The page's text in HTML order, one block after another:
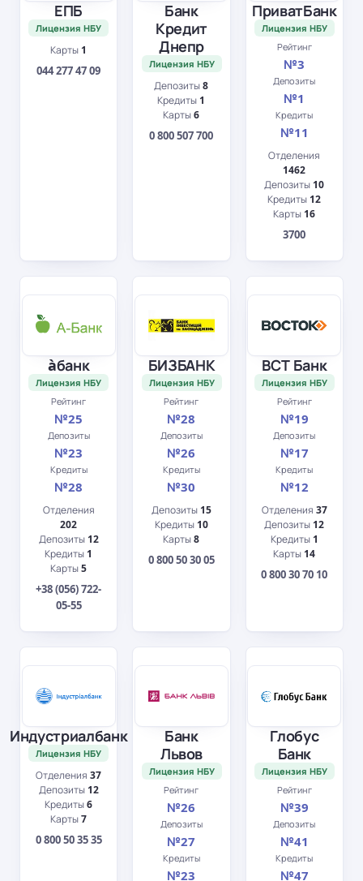
ЕПБ
Лицензия НБУ
Карты 1
044 277 47 09
Банк
Кредит
Днепр
Лицензия НБУ
Депозиты8
Кредиты 1
Карты6
0 800 507 700
ПриватБанк
Лицензия НБУ
Рейтинг
№3
Депозиты
№1
Кредиты
№11
Отделения
1462
Депозиты 10
Кредиты 12
Карты 16
3700
àбанк
Лицензия НБУ
Рейтинг
№25
Депозиты
№23
Кредиты
№28
Отделения
202
Депозиты 12
Кредиты 1
Карты5
+38 (056) 722-
05-55
БИЗБАНК
Лицензия НБУ
Рейтинг
№28
Депозиты
№26
Кредиты
№30
Депозиты 15
Кредиты 10
Карты8
0 800 50 30 05
ВСТ Банк
Лицензия НБУ
Рейтинг
№19
Депозиты
№17
Кредиты
№12
Отделения 37
Депозиты 12
Кредиты 1
Карты 14
0 800 30 70 10
Индустриалбанк
Лицензия НБУ
Отделения37
Депозиты 12
Кредиты6
Карты7
0 800 50 35 35
Банк
Львов
Лицензия НБУ
Рейтинг
№26
Депозиты
№27
Кредиты
№23
Глобус
Банк
Лицензия НБУ
Рейтинг
№39
Депозиты
№41
Кредиты
№47